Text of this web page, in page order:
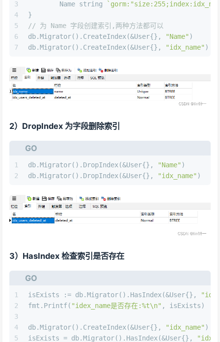
3
4
5
6
7
	Name
string
}
// 为 Name 字段创建索引,两种方法都可以
db.Migrator().CreateIndex(&User{},
"Name" )
db.Migrator().CreateIndex(&User{},
"idx_name" )
2）DropIndex 为字段删除索引
GO
1
2
db.Migrator().DropIndex(&User{}, "Name" )
db.Migrator().DropIndex(&User{},
"idx_name" )
3）HasIndex 检查索引是否存在
GO
1
2
3
4
5
isExists := db.Migrator().HasIndex(&User{},
fmt.Printf( "idex_name是否存在:%t\n" , isExists)
db.Migrator().CreateIndex(&User{}, "idx_name" )
isExists = db.Migrator().HasIndex(&User{},